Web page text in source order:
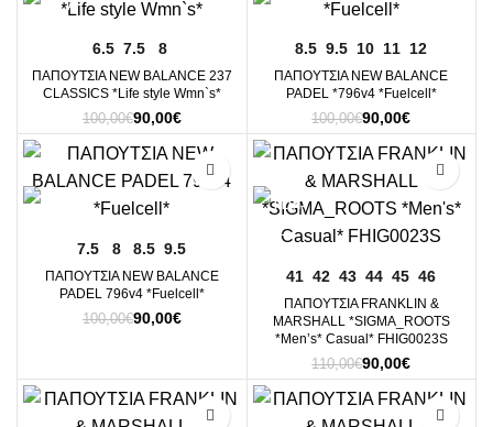
6.5 7.5 8
ΠΑΠΟΥΤΣΙΑ NEW BALANCE 237
CLASSICS *Life style Wmn`s*
100,00€Original
price
was:
100,00€.
90,00€Η
τρέχουσα
τιμή
είναι:
8.5 9.5 10 11 12
ΠΑΠΟΥΤΣΙΑ NEW BALANCE
PADEL *796v4 *Fuelcell*
100,00€Original
price
was:
100,00€.
90,00€Η
τρέχουσα
τιμή
είναι:
7.5 8 8.5 9.5
ΠΑΠΟΥΤΣΙΑ NEW BALANCE
PADEL 796v4 *Fuelcell*
100,00€Original
100,00€.
90,00€Η
είναι:
90,00€.
41 42 43 44 45 46
ΠΑΠΟΥΤΣΙΑ FRANKLIN &
MARSHALL *SIGMA_ROOTS
*Men’s* Casual* FHIG0023S
110,00€Original
price
was:
110,00€.
90,00€Η
τρέχουσα
τιμή
είναι: